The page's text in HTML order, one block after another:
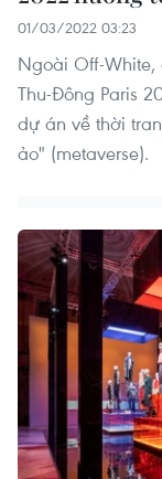
01/03/2022 03:23
Ngoài Off-
Thu-Đông Paris
dự án về thời
ảo" (metaverse).